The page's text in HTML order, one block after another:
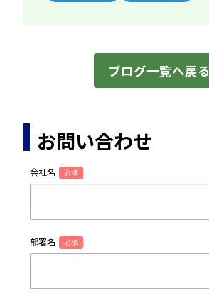
ブログ一覧へ戻る
お問い合わせ
会社名 必須
部署名 必須